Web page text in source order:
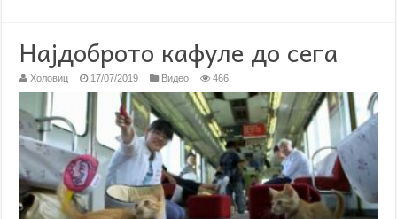
Најдоброто кафуле до сега
Холовиц 17/07/2019 Видео 466